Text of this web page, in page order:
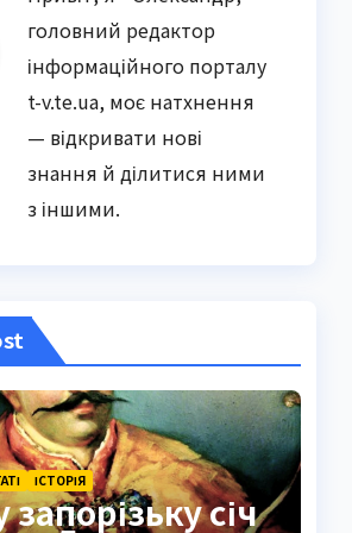
головний редактор
інформаційного порталу
t-v.te.ua, моє натхнення
— відкривати нові
знання й ділитися ними
з іншими.
ІСТОРІЯ
січ